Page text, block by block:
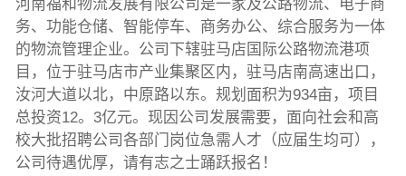
河南福和物流发展有限公司是一家及公路物流、电子商
务、功能仓储、智能停车、商务办公、综合服务为一体
的物流管理企业。公司下辖驻马店国际公路物流港项
目，位于驻马店市产业集聚区内，驻马店南高速出口，
汝河大道以北，中原路以东。规划面积为934亩，项目
总投资12。3亿元。现因公司发展需要，面向社会和高
校大批招聘公司各部门岗位急需人才（应届生均可），
公司待遇优厚，请有志之士踊跃报名！